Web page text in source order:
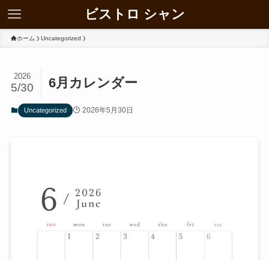
ビストロ シャン
ホーム Uncategorized
6月カレンダー
2026
5/30
Uncategorized 2026年5月30日